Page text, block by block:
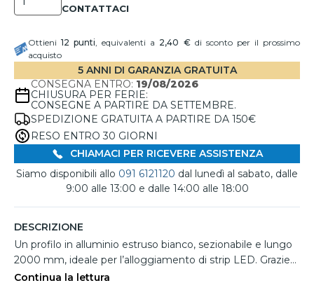
Ottieni12 punti, equivalenti a 2,40 €di sconto per il prossimo
acquisto
5 ANNI DI GARANZIA GRATUITA
CONSEGNA ENTRO: 19/08/2026
CHIUSURA PER FERIE:
CONSEGNE A PARTIRE DA SETTEMBRE.
SPEDIZIONE GRATUITA A PARTIRE DA 150€
RESO ENTRO 30 GIORNI
CHIAMACI PER RICEVERE ASSISTENZA
Siamo disponibili allo 091 6121120 dal lunedì al sabato, dalle
9:00 alle 13:00 e dalle 14:00 alle 18:00
DESCRIZIONE
Un profilo in alluminio estruso bianco, sezionabile e lungo
2000 mm, ideale per l’alloggiamento di strip LED. Grazie
alla sua versatilità, può essere installato in diverse
Continua la lettura